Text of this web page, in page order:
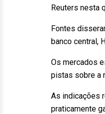
Reuters nesta
Fontes
banco central,
Os mercados
pistas sobre a
As indicações
praticamente